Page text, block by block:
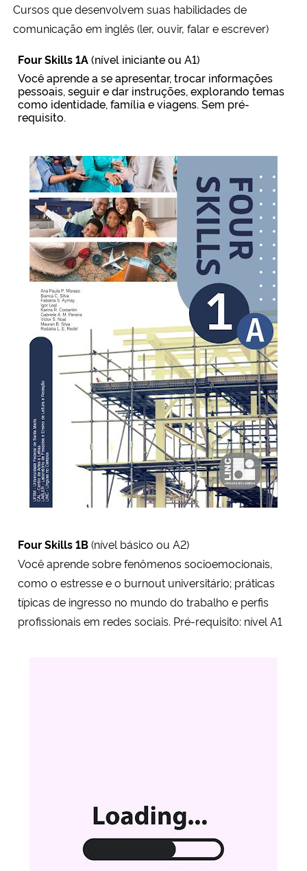
Cursos que desenvolvem suas habilidades de
comunicação em inglês (ler, ouvir, falar e escrever)
Four Skills1A(nível iniciante ou A1)
Você aprende a se apresentar, trocar informações
pessoais, seguir e dar instruções, explorando temas
como identidade, família e viagens. Sem pré-
requisito.
Four Skills1B(nível básico ou A2)
Você aprende sobre fenômenos socioemocionais,
como o estresse e o burnout universitário; práticas
típicas de ingresso no mundo do trabalho e perfis
profissionais em redes sociais. Pré-requisito: nível A1